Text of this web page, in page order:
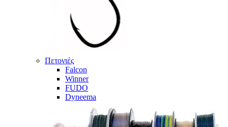
Πετονιές
Falcon
Winner
FUDO
Dyneema